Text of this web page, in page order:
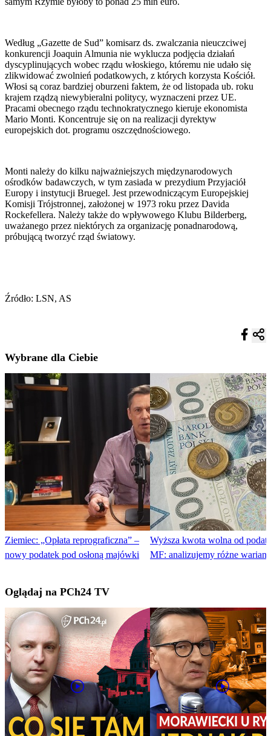
Według „Gazette de Sud” komisarz ds. zwalczania nieuczciwej
konkurencji Joaquin Almunia nie wyklucza podjęcia działań
dyscyplinujących wobec rządu włoskiego, któremu nie udało się
zlikwidować zwolnień podatkowych, z których korzysta Kościół.
Włosi są coraz bardziej oburzeni faktem, że od listopada ub. roku
krajem rządzą niewybieralni politycy, wyznaczeni przez UE.
Pracami obecnego rządu technokratycznego kieruje ekonomista
Mario Monti. Koncentruje się on na realizacji dyrektyw
europejskich dot. programu oszczędnościowego.
Monti należy do kilku najważniejszych międzynarodowych
ośrodków badawczych, w tym zasiada w prezydium Przyjaciół
Europy i instytucji Bruegel. Jest przewodniczącym Europejskiej
Komisji Trójstronnej, założonej w 1973 roku przez Davida
Rockefellera. Należy także do wpływowego Klubu Bilderberg,
uważanego przez niektórych za organizację ponadnarodową,
próbującą tworzyć rząd światowy.
Źródło: LSN, AS
Wybrane dla Ciebie
Ziemiec: „Opłata reprograficzna” –
nowy podatek pod osłoną majówki
Wyższa kwota wolna od
MF: analizujemy różne
Oglądaj na PCh24 TV